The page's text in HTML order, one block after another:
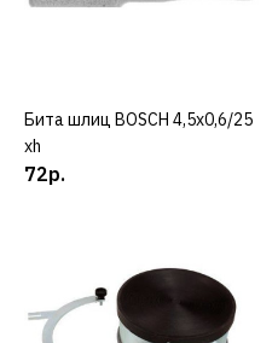
КУПИТЬ
Бита шлиц BOSCH 4,5х0,6/25
xh
72р.